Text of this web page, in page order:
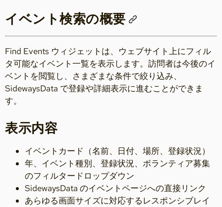
イベント検索の概要
Find Events ウィジェットは、ウェブサイト上にフィル
タ可能なイベント一覧を表示します。訪問者は今後のイ
ベントを閲覧し、さまざまな条件で絞り込み、
SidewaysData で登録や詳細表示に進むことができま
す。
表示内容
イベントカード（名前、日付、場所、登録状況）
年、イベント種別、登録状況、ボランティア募集
のフィルタードロップダウン
SidewaysData のイベントページへの直接リンク
あらゆる画面サイズに対応するレスポンシブレイ